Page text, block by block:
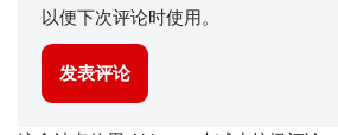
以便下次评论时使用。